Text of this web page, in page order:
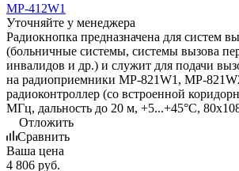
MP-412W1
Уточняйте у менеджера
Радиокнопка предназначена для систем
(больничные системы, системы вызова
инвалидов и др.) и служит для подачи
на радиоприемники MP-821W1, MP-
радиоконтроллер (со встроенной
МГц, дальность до 20 м, +5...+45°С,
Отложить
Сравнить
Ваша цена
4 806 руб.